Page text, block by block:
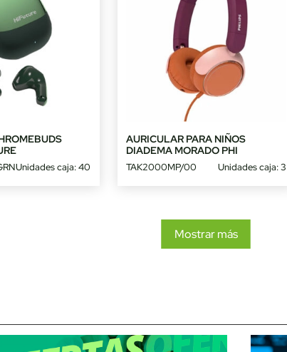
Unidades caja: 40
AURICULAR PARA NIÑOS
DIADEMA MORADO PHI
TAK2000MP/00 Unidades caja: 3
Mostrar más